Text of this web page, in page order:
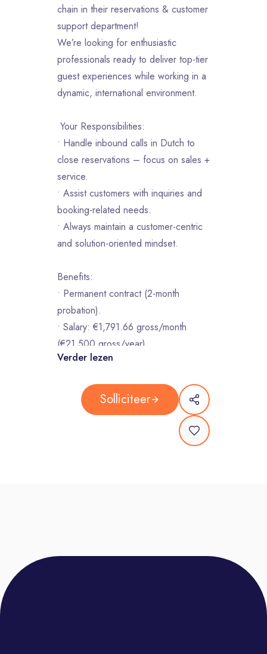
chain in their reservations & customer
support department!
We’re looking for enthusiastic
professionals ready to deliver top-tier
guest experiences while working in a
dynamic, international environment.
Your Responsibilities:
• Handle inbound calls in Dutch to
close reservations – focus on sales +
service.
• Assist customers with inquiries and
booking-related needs.
• Always maintain a customer-centric
and solution-oriented mindset.
Benefits:
• Permanent contract (2-month
probation).
• Salary: €1,791.66 gross/month
(€21,500 gross/year).
• €1,500 sign-on bonus.
• Paid training from day one (on-site).
- Start date: ASAP
relocate.
Verder lezen
Solliciteer